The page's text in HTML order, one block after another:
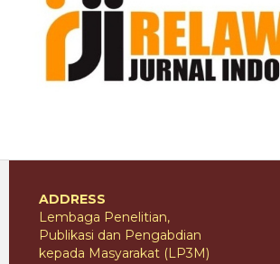
ADDRESS
Lembaga Penelitian,
Publikasi dan Pengabdian
kepada Masyarakat (LP3M)